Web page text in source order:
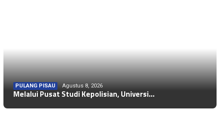
PULANG PISAU Agustus 8, 2026
Melalui Pusat Studi Kepolisian, Universi…